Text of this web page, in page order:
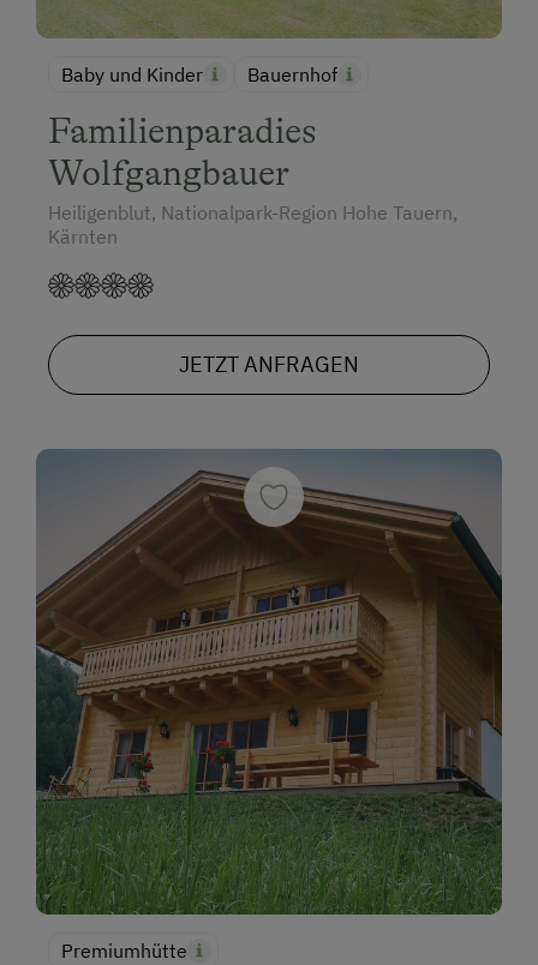
Baby und Kinder Bauernhof
Familienparadies
Wolfgangbauer
Heiligenblut, Nationalpark-Region Hohe Tauern,
Kärnten
JETZT ANFRAGEN
Premiumhütte